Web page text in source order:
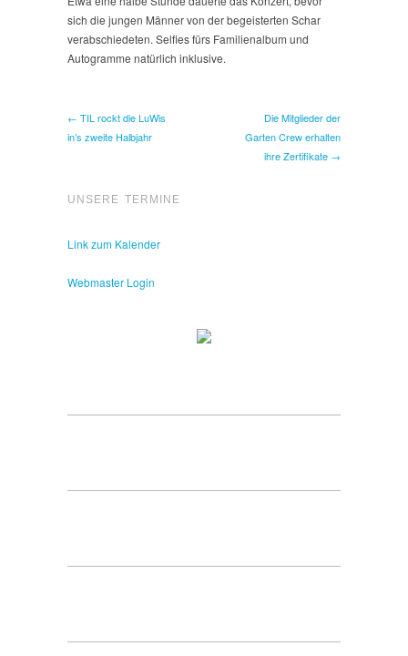
sich die jungen Männer von der begeisterten Schar
verabschiedeten. Selfies fürs Familienalbum und
Autogramme natürlich inklusive.
← TIL rockt die LuWis
in’s zweite Halbjahr
Die Mitglieder der
Garten Crew erhalten
ihre Zertifikate →
UNSERE TERMINE
Link zum Kalender
Webmaster Login